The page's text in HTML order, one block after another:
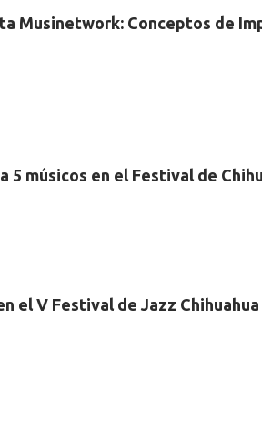
Musinetwork: Conceptos de
5 músicos en el Festival de
el V Festival de Jazz Chihuahua